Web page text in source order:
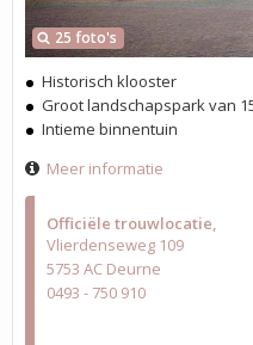
Officiële trouwlocatie
Vlierdenseweg 109
5753 AC Deurne
0493 - 750 910
25 foto's
Historisch klooster
Groot landschapspark van
Intieme binnentuin
Meer informatie